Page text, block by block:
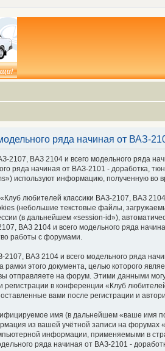
ряда начиная от ВАЗ-
2107, ВАЗ 2104 и всего модельного ряда
ряда начиная от ВАЗ-2101 - доработка,
используют информацию, полученную
любителей классики ВАЗ-2107, ВАЗ
(небольшие текстовые файлы,
(в дальнейшем «session-id»),
ВАЗ 2104 и всего модельного ряда
работы с форумами.
ВАЗ 2104 и всего модельного ряда
этого документа, целью которого
отправляете на форум. Этими данными
в конференции «Клуб
вами после регистрации и
имя (в дальнейшем «ваше
из вашей учётной записи на форумах
информации, применяемыми в
ряда начиная от ВАЗ-2101 -